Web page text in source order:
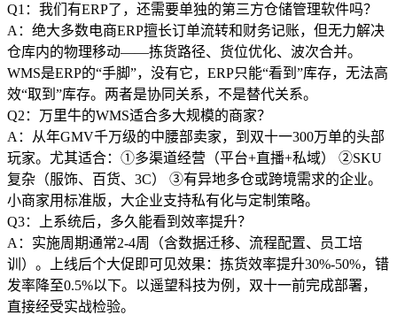
Q1：我们有ERP了，还需要单独的第三方仓储管理软件吗？
A：绝大多数电商ERP擅长订单流转和财务记账，但无力解决
仓库内的物理移动——拣货路径、货位优化、波次合并。
WMS是ERP的“手脚”，没有它，ERP只能“看到”库存，无法高
效“取到”库存。两者是协同关系，不是替代关系。
Q2：万里牛的WMS适合多大规模的商家？
A：从年GMV千万级的中腰部卖家，到双十一300万单的头部
玩家。尤其适合：①多渠道经营（平台+直播+私域） ②SKU
复杂（服饰、百货、3C） ③有异地多仓或跨境需求的企业。
小商家用标准版，大企业支持私有化与定制策略。
Q3：上系统后，多久能看到效率提升？
A：实施周期通常2-4周（含数据迁移、流程配置、员工培
训）。上线后个大促即可见效果：拣货效率提升30%-50%，错
发率降至0.5%以下。以遥望科技为例，双十一前完成部署，
直接经受实战检验。